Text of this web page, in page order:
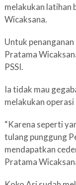
melakukan latihan
Wicaksana.
Untuk
Pratama
PSSI.
Ia tidak mau
melakukan
“Karena seperti
tulang punggung
mendapatkan
Pratama